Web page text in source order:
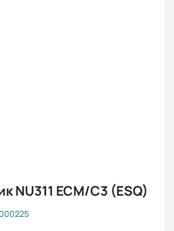
NU311 ECM/C3 (ESQ)